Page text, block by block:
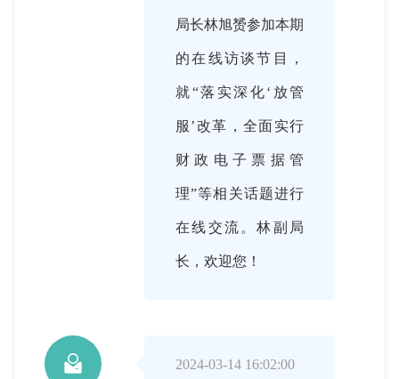
局长林旭赟参加本期
的在线访谈节目，
就“落实深化‘放管
服’改革，全面实行
财政电子票据管
理”等相关话题进行
在线交流。林副局
长，欢迎您！

2024-03-14 16:02:00